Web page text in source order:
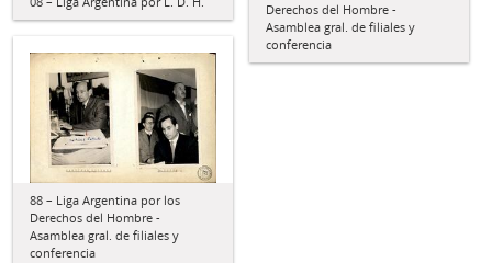
Derechos del Hombre -
Asamblea gral. de filiales y
conferencia
88 – Liga Argentina por los
Derechos del Hombre -
Asamblea gral. de filiales y
conferencia